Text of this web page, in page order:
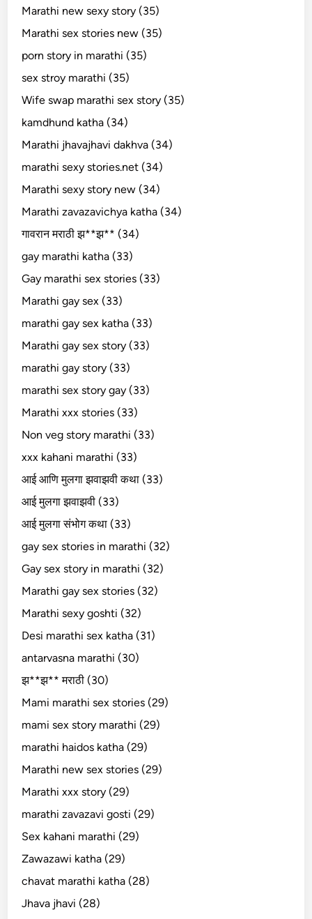
Marathi new sexy story (35)
Marathi sex stories new (35)
porn story in marathi (35)
sex stroy marathi (35)
Wife swap marathi sex story (35)
kamdhund katha (34)
Marathi jhavajhavi dakhva (34)
marathi sexy stories.net (34)
Marathi sexy story new (34)
Marathi zavazavichya katha (34)
गावरान मराठी झ**झ** (34)
gay marathi katha (33)
Gay marathi sex stories (33)
Marathi gay sex (33)
marathi gay sex katha (33)
Marathi gay sex story (33)
marathi gay story (33)
marathi sex story gay (33)
Marathi xxx stories (33)
Non veg story marathi (33)
xxx kahani marathi (33)
आई आणि मुलगा झवाझवी कथा (33)
आई मुलगा झवाझवी (33)
आई मुलगा संभोग कथा (33)
gay sex stories in marathi (32)
Gay sex story in marathi (32)
Marathi gay sex stories (32)
Marathi sexy goshti (32)
Desi marathi sex katha (31)
antarvasna marathi (30)
झ**झ** मराठी (30)
Mami marathi sex stories (29)
mami sex story marathi (29)
marathi haidos katha (29)
Marathi new sex stories (29)
Marathi xxx story (29)
marathi zavazavi gosti (29)
Sex kahani marathi (29)
Zawazawi katha (29)
chavat marathi katha (28)
Jhava jhavi (28)